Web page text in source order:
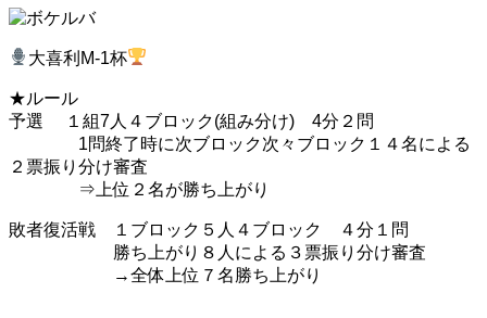
大喜利M-1杯
★ルール
予選 １組7人４ブロック(組み分け) 4分２問
1問終了時に次ブロック次々ブロック１４名による
２票振り分け審査
⇒上位２名が勝ち上がり
敗者復活戦 １ブロック５人４ブロック ４分１問
勝ち上がり８人による３票振り分け審査
→全体上位７名勝ち上がり